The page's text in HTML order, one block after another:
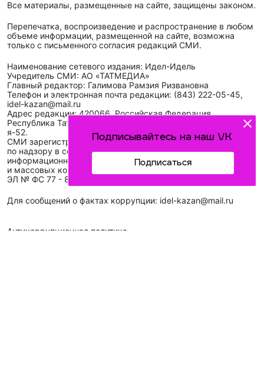
Подписывайтесь на наш VK
Подписаться
Все материалы, размещенные на сайте, защищены законом.
Перепечатка, воспроизведение и распространение в любом
объеме информации, размещенной на сайте, возможна
только с письменного согласия редакций СМИ.
Наименование сетевого издания: Идел-Идель
Учредитель СМИ: АО «ТАТМЕДИА»
Главный редактор: Галимова Рамзия Ризвановна
Телефон и электронная почта редакции: (843) 222-05-45,
idel-kazan@mail.ru
Адрес редакции: 420066, Российская Федерация,
Республика Татарстан, г. Казань, ул. Декабристов, д. 2, а/
я-52.
СМИ зарегистрировано Федеральной службой
по надзору в сфере связи,
информационных технологий
и массовых коммуникаций (Роскомнадзор)
ЭЛ № ФС 77 - 89431 от 14.05.2025
Для сообщений о фактах коррупции: idel-kazan@mail.ru
Антикоррупционная политика